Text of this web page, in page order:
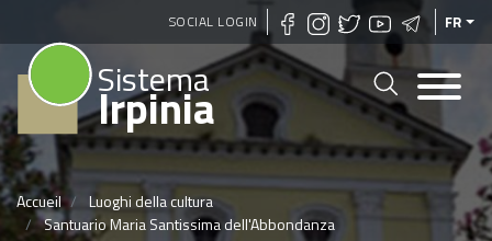
Aller
au
contenu
principal
SOCIAL LOGIN FR
Sistema
Irpinia
Accueil
Luoghi della cultura
Santuario Maria Santissima dell'Abbondanza